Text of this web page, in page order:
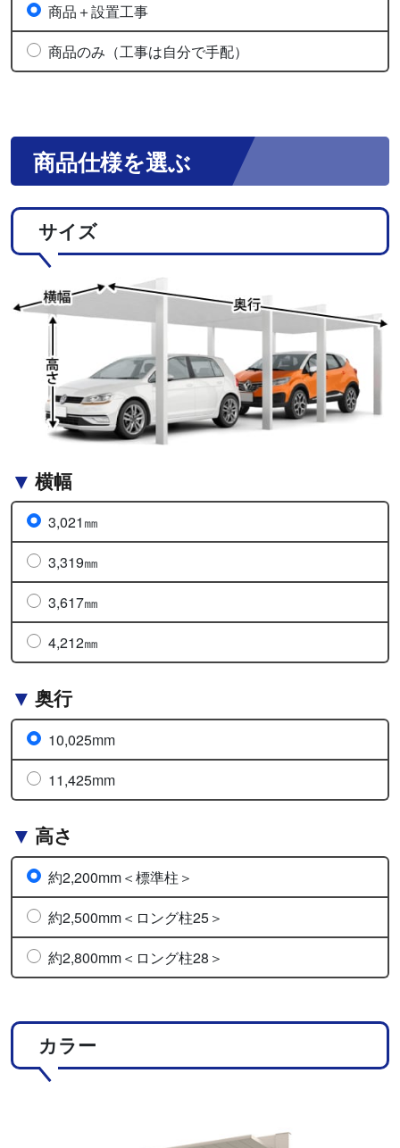
商品＋設置工事
商品のみ（工事は自分で手配）
商品仕様を選ぶ
サイズ
横幅
3,021㎜
3,319㎜
3,617㎜
4,212㎜
奥行
10,025mm
11,425mm
高さ
約2,200mm＜標準柱＞
約2,500mm＜ロング柱25＞
約2,800mm＜ロング柱28＞
カラー